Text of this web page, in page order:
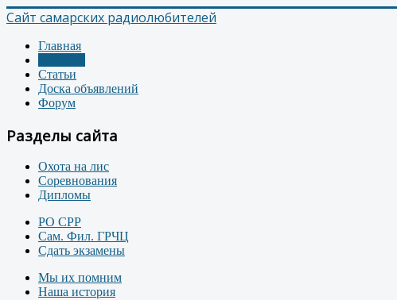
Сайт самарских радиолюбителей
Главная
Статьи
Доска объявлений
Форум
Разделы сайта
Охота на лис
Соревнования
Дипломы
РО СРР
Сам. Фил. ГРЧЦ
Сдать экзамены
Мы их помним
Наша история